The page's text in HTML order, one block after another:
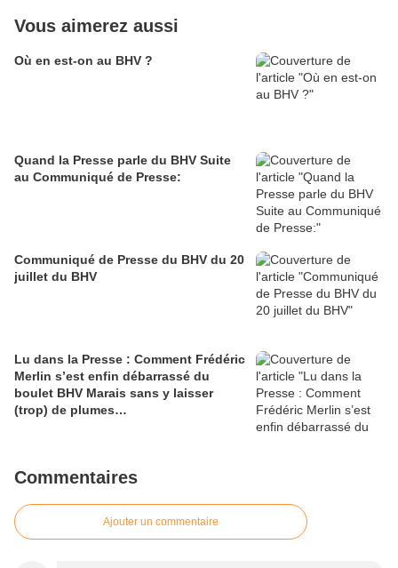
Vous aimerez aussi
Où en est-on au BHV ?
Quand la Presse parle du BHV Suite
au Communiqué de Presse:
Communiqué de Presse du BHV du 20
juillet du BHV
Lu dans la Presse : Comment Frédéric
Merlin s’est enfin débarrassé du
boulet BHV Marais sans y laisser
(trop) de plumes…
Commentaires
Ajouter un commentaire